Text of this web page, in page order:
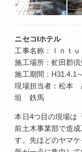
ニセコIホテル
工事名称：Ｉｎｔ
施工場所：虻田郡
施工期間：H31.4.1
現場担当者：松本
垣 鉄馬
本日4つ目の現場は
前土木事業部で造
す。先ほどのヤマ